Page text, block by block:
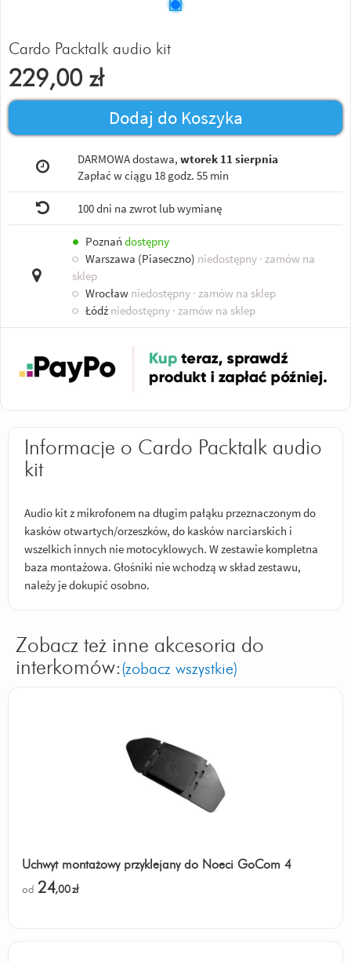
Cardo Packtalk audio kit
229,00 zł
Dodaj do Koszyka
DARMOWA dostawa, wtorek 11 sierpnia
Zapłać w ciągu 18 godz. 55 min
100 dni na zwrot lub wymianę
● Poznań dostępny
○ Warszawa (Piaseczno) niedostępny · zamów na
sklep
○ Wrocław niedostępny · zamów na sklep
○ Łódź niedostępny · zamów na sklep
Informacje o Cardo Packtalk audio
kit
Audio kit z mikrofonem na długim pałąku przeznaczonym do
kasków otwartych/orzeszków, do kasków narciarskich i
wszelkich innych nie motocyklowych. W zestawie kompletna
baza montażowa. Głośniki nie wchodzą w skład zestawu,
należy je dokupić osobno.
Zobacz też inne akcesoria do
interkomów:(zobacz wszystkie)
Uchwyt montażowy przyklejany do Noeci GoCom 4
od 24,00zł